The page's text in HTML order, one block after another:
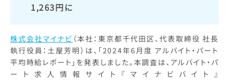
1,263円に
株式会社マイナビ （本社：東京都千代田区、代表取締役 社長
執行役員：土屋芳明）は、「2024年6月度 アルバイト・パート
平均時給レポート」を発表しました。本調査は、アルバイト・パ
ート求人情報サイト『マイナビバイト』